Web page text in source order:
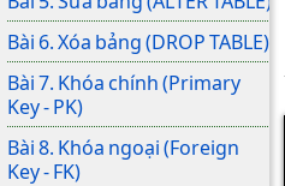
Bài 6. Xóa bảng (DROP TABLE)
Bài 7. Khóa chính (Primary
Key - PK)
Bài 8. Khóa ngoại (Foreign
Key - FK)